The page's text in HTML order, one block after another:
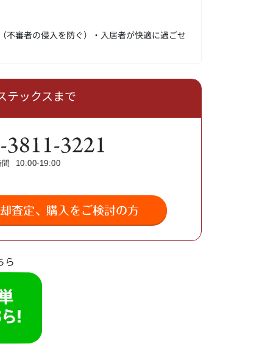
審者の侵入を防ぐ）・入居者が快適に過ごせ
テックスまで
ら